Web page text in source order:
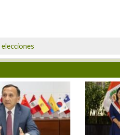
elecciones